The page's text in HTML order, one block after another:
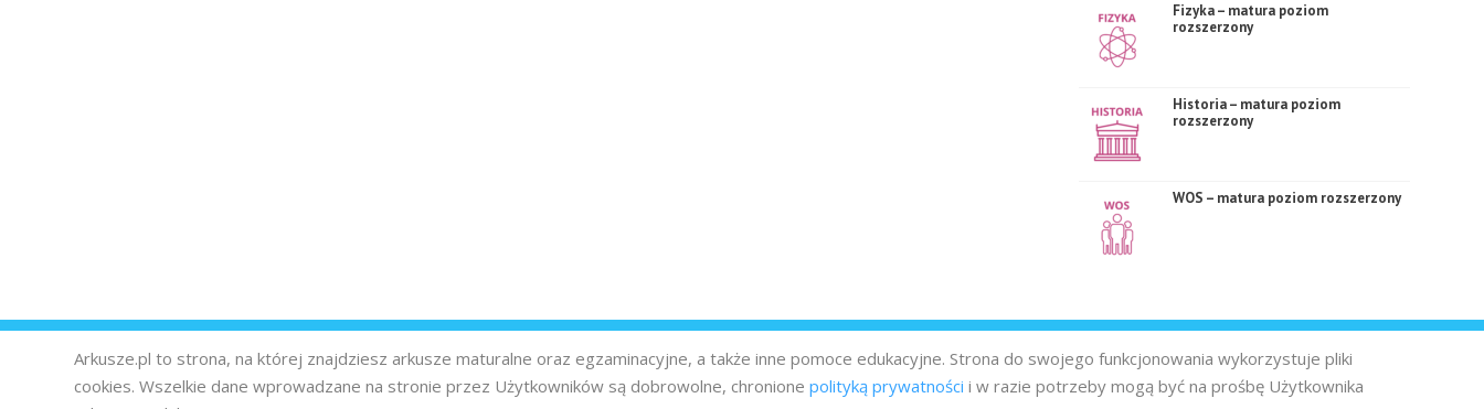
Fizyka – matura poziom
rozszerzony
Historia – matura poziom
rozszerzony
WOS – matura poziom rozszerzony
Arkusze.pl to strona, na której znajdziesz arkusze maturalne oraz egzaminacyjne, a także inne pomoce edukacyjne. Strona do swojego funkcjonowania wykorzystuje pliki
cookies. Wszelkie dane wprowadzane na stronie przez Użytkowników są dobrowolne, chronione polityką prywatności i w razie potrzeby mogą być na prośbę Użytkownika